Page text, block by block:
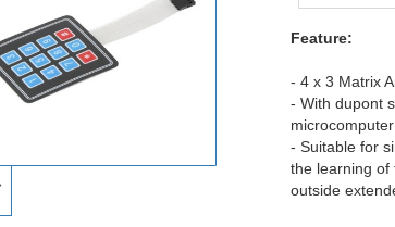
Feature:
- 4 x 3 Matrix
- With dupont
- Suitable for
the learning of
outside